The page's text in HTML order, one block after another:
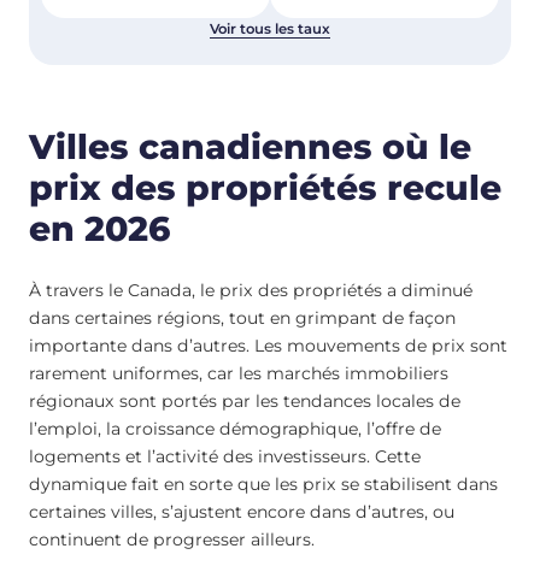
Voir tous les taux
Villes canadiennes où le
prix des propriétés recule
en 2026
À travers le Canada, le prix des propriétés a diminué
dans certaines régions, tout en grimpant de façon
importante dans d’autres. Les mouvements de prix sont
rarement uniformes, car les marchés immobiliers
régionaux sont portés par les tendances locales de
l’emploi, la croissance démographique, l’offre de
logements et l’activité des investisseurs. Cette
dynamique fait en sorte que les prix se stabilisent dans
certaines villes, s’ajustent encore dans d’autres, ou
continuent de progresser ailleurs.